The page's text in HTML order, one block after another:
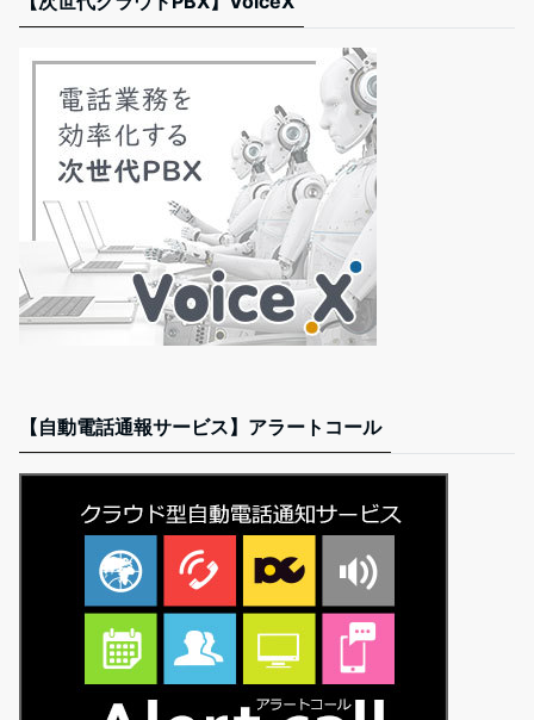
【自動電話通報サービス】アラートコール